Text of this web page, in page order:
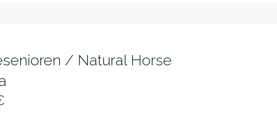
/ Natural Horse